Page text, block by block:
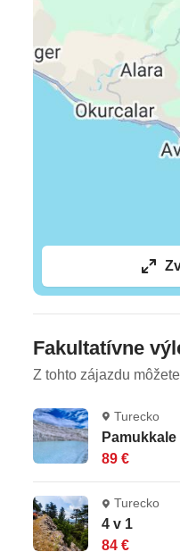
Fakultatívne
Z tohto zájazdu
Turecko
Pamukkale
89 €
Turecko
4 v 1
84 €